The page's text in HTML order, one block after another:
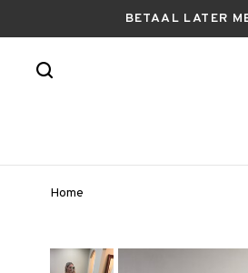
BETAAL LATER
Home